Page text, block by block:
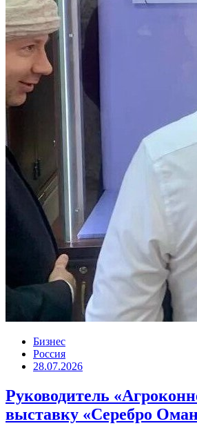
Бизнес
Россия
28.07.2026
Руководитель
выставку «Серебро